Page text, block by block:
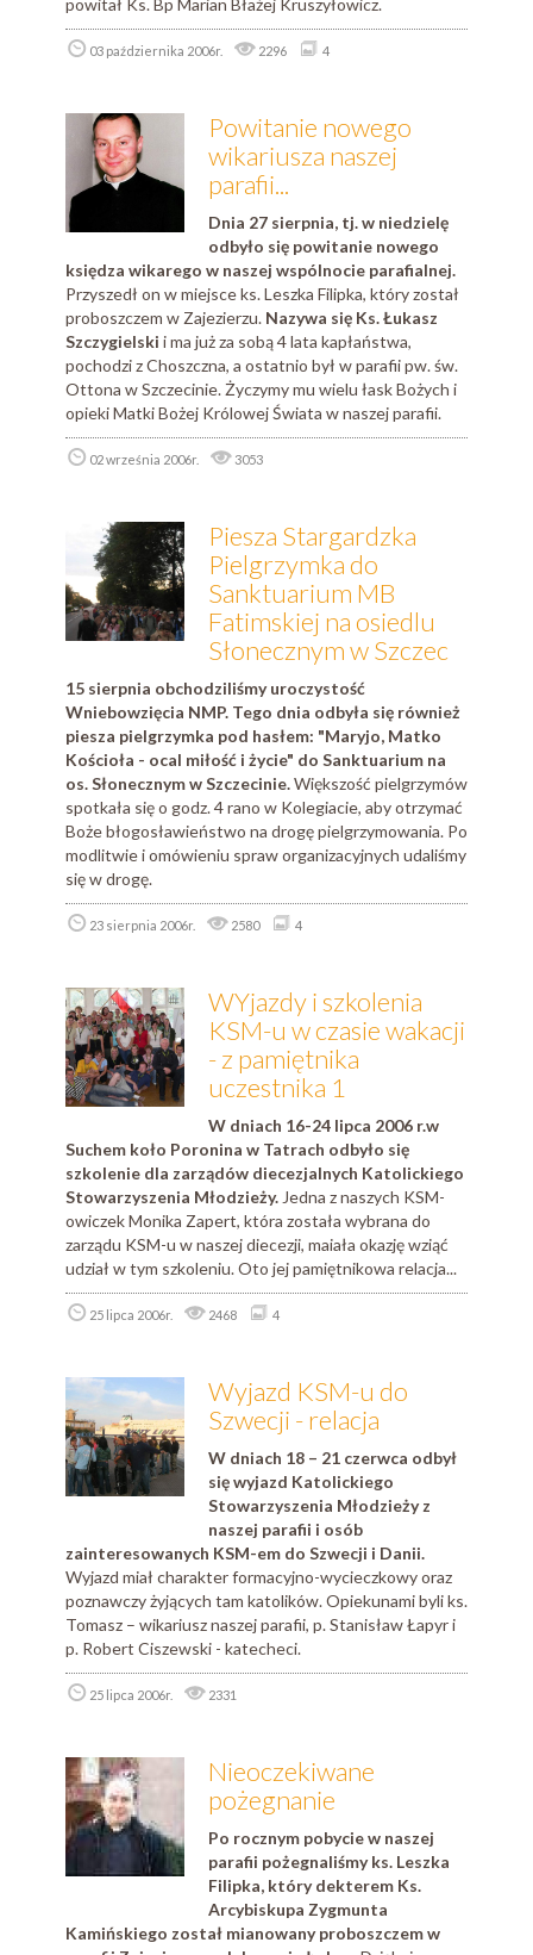
powitał Ks. Bp Marian Błażej Kruszyłowicz.
03 października 2006r. 2296 4
Powitanie nowego
wikariusza naszej
parafii...
Dnia 27 sierpnia, tj. w niedzielę
odbyło się powitanie nowego
księdza wikarego w naszej wspólnocie parafialnej.
Przyszedł on w miejsce ks. Leszka Filipka, który został
proboszczem w Zajezierzu. Nazywa się Ks. Łukasz
Szczygielski i ma już za sobą 4 lata kapłaństwa,
pochodzi z Choszczna, a ostatnio był w parafii pw. św.
Ottona w Szczecinie. Życzymy mu wielu łask Bożych i
opieki Matki Bożej Królowej Świata w naszej parafii.
02 września 2006r. 3053
Piesza Stargardzka
Pielgrzymka do
Sanktuarium MB
Fatimskiej na osiedlu
Słonecznym w Szczec
15 sierpnia obchodziliśmy uroczystość
Wniebowzięcia NMP. Tego dnia odbyła się również
piesza pielgrzymka pod hasłem: "Maryjo, Matko
Kościoła - ocal miłość i życie" do Sanktuarium na
os. Słonecznym w Szczecinie.Większość pielgrzymów
spotkała się o godz. 4 rano w Kolegiacie, aby otrzymać
Boże błogosławieństwo na drogę pielgrzymowania. Po
modlitwie i omówieniu spraw organizacyjnych udaliśmy
się w drogę.
23 sierpnia 2006r. 2580 4
WYjazdy i szkolenia
KSM-u w czasie wakacji
- z pamiętnika
uczestnika 1
W dniach 16-24 lipca 2006 r.w
Suchem koło Poronina w Tatrach odbyło się
szkolenie dla zarządów diecezjalnych Katolickiego
Stowarzyszenia Młodzieży.Jedna z naszych KSM-
owiczek Monika Zapert, która została wybrana do
zarządu KSM-u w naszej diecezji, maiała okazję wziąć
udział w tym szkoleniu. Oto jej pamiętnikowa relacja...
25 lipca 2006r. 2468 4
Wyjazd KSM-u do
Szwecji - relacja
W dniach 18 – 21 czerwca odbył
się wyjazd Katolickiego
Stowarzyszenia Młodzieży z
naszej parafii i osób
zainteresowanych KSM-em do Szwecji i Danii.
Wyjazd miał charakter formacyjno-wycieczkowy oraz
poznawczy żyjących tam katolików. Opiekunami byli ks.
Tomasz – wikariusz naszej parafii, p. Stanisław Łapyr i
p. Robert Ciszewski - katecheci.
25 lipca 2006r. 2331
Nieoczekiwane
pożegnanie
Po rocznym pobycie w naszej
parafii pożegnaliśmy ks. Leszka
Filipka, który dekterem Ks.
Arcybiskupa Zygmunta
Kamińskiego został mianowany proboszczem w